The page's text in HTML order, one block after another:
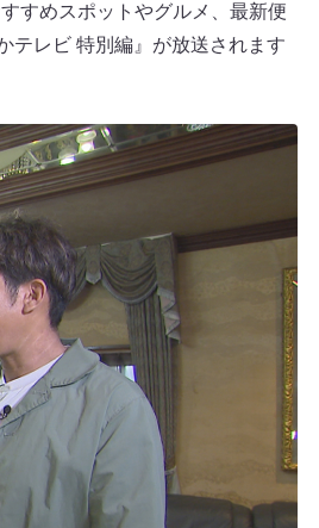
すめスポットやグルメ、最新便
レビ 特別編』が放送されます